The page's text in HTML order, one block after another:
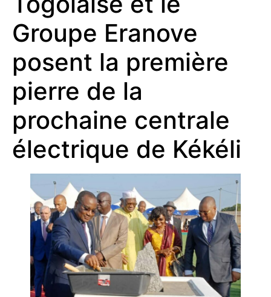
Groupe Eranove
posent la première
pierre de la
prochaine centrale
électrique de Kékéli